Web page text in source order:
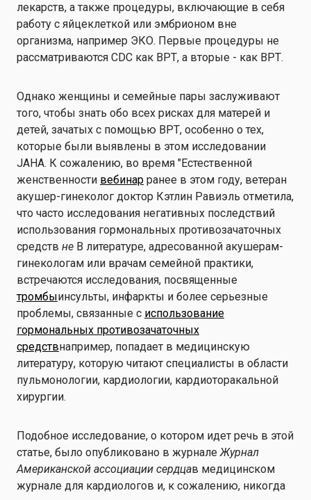
лекарств, а также процедуры, включающие в себя
работу с яйцеклеткой или эмбрионом вне
организма, например ЭКО. Первые процедуры не
рассматриваются CDC как ВРТ, а вторые - как ВРТ.
Однако женщины и семейные пары заслуживают
того, чтобы знать обо всех рисках для матерей и
детей, зачатых с помощью ВРТ, особенно о тех,
которые были выявлены в этом исследовании
JAHA. К сожалению, во время "Естественной
женственности вебинар ранее в этом году, ветеран
акушер-гинеколог доктор Кэтлин Равиэль отметила,
что часто исследования негативных последствий
использования гормональных противозачаточных
средств не В литературе, адресованной акушерам-
гинекологам или врачам семейной практики,
встречаются исследования, посвященные
тромбыинсульты, инфаркты и более серьезные
проблемы, связанные с использование
гормональных противозачаточных
средствнапример, попадает в медицинскую
литературу, которую читают специалисты в области
пульмонологии, кардиологии, кардиоторакальной
хирургии.
Подобное исследование, о котором идет речь в этой
статье, было опубликовано в журналеЖурнал
Американской ассоциации сердцав медицинском
журнале для кардиологов и, к сожалению, никогда